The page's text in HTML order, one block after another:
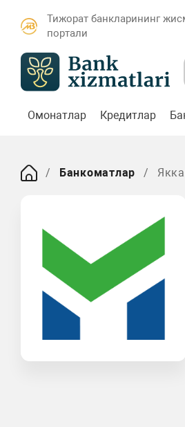
Тижорат банкларининг
портали
Омонатлар Кредитлар
Банкоматлар